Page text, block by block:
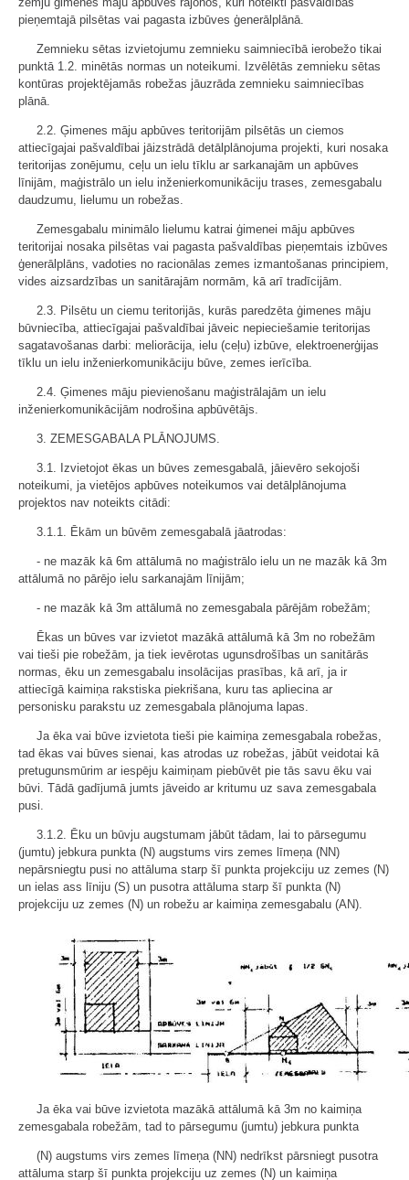
pieņemtajā pilsētas vai pagasta izbūves ģenerālplānā.
Zemnieku sētas izvietojumu zemnieku saimniecībā ierobežo tikai
punktā 1.2. minētās normas un noteikumi. Izvēlētās zemnieku sētas
kontūras projektējamās robežas jāuzrāda zemnieku saimniecības
plānā.
2.2. Ģimenes māju apbūves teritorijām pilsētās un ciemos
attiecīgajai pašvaldībai jāizstrādā detālplānojuma projekti, kuri nosaka
teritorijas zonējumu, ceļu un ielu tīklu ar sarkanajām un apbūves
līnijām, maģistrālo un ielu inženierkomunikāciju trases, zemesgabalu
daudzumu, lielumu un robežas.
Zemesgabalu minimālo lielumu katrai ģimenei māju apbūves
teritorijai nosaka pilsētas vai pagasta pašvaldības pieņemtais izbūves
ģenerālplāns, vadoties no racionālas zemes izmantošanas principiem,
vides aizsardzības un sanitārajām normām, kā arī tradīcijām.
2.3. Pilsētu un ciemu teritorijās, kurās paredzēta ģimenes māju
būvniecība, attiecīgajai pašvaldībai jāveic nepieciešamie teritorijas
sagatavošanas darbi: meliorācija, ielu (ceļu) izbūve, elektroenerģijas
tīklu un ielu inženierkomunikāciju būve, zemes ierīcība.
2.4. Ģimenes māju pievienošanu maģistrālajām un ielu
inženierkomunikācijām nodrošina apbūvētājs.
3. ZEMESGABALA PLĀNOJUMS.
3.1. Izvietojot ēkas un būves zemesgabalā, jāievēro sekojoši
noteikumi, ja vietējos apbūves noteikumos vai detālplānojuma
projektos nav noteikts citādi:
3.1.1. Ēkām un būvēm zemesgabalā jāatrodas:
- ne mazāk kā 6m attālumā no maģistrālo ielu un ne mazāk kā 3m
attālumā no pārējo ielu sarkanajām līnijām;
- ne mazāk kā 3m attālumā no zemesgabala pārējām robežām;
Ēkas un būves var izvietot mazākā attālumā kā 3m no robežām
vai tieši pie robežām, ja tiek ievērotas ugunsdrošības un sanitārās
normas, ēku un zemesgabalu insolācijas prasības, kā arī, ja ir
attiecīgā kaimiņa rakstiska piekrišana, kuru tas apliecina ar
personisku parakstu uz zemesgabala plānojuma lapas.
Ja ēka vai būve izvietota tieši pie kaimiņa zemesgabala robežas,
tad ēkas vai būves sienai, kas atrodas uz robežas, jābūt veidotai kā
pretugunsmūrim ar iespēju kaimiņam piebūvēt pie tās savu ēku vai
būvi. Tādā gadījumā jumts jāveido ar kritumu uz sava zemesgabala
pusi.
3.1.2. Ēku un būvju augstumam jābūt tādam, lai to pārsegumu
(jumtu) jebkura punkta (N) augstums virs zemes līmeņa (NN)
nepārsniegtu pusi no attāluma starp šī punkta projekciju uz zemes (N)
un ielas ass līniju (S) un pusotra attāluma starp šī punkta (N)
projekciju uz zemes (N) un robežu ar kaimiņa zemesgabalu (AN).
Ja ēka vai būve izvietota mazākā attālumā kā 3m no kaimiņa
zemesgabala robežām, tad to pārsegumu (jumtu) jebkura punkta
(N) augstums virs zemes līmeņa (NN) nedrīkst pārsniegt pusotra
attāluma starp šī punkta projekciju uz zemes (N) un kaimiņa